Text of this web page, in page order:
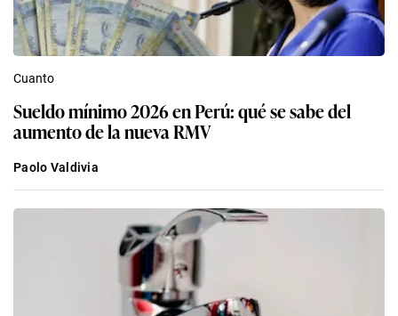
Cuanto
Sueldo mínimo 2026 en Perú: qué se sabe del
aumento de la nueva RMV
Paolo Valdivia